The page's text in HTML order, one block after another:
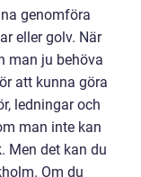
genomföra
eller golv. När
man ju behöva
att kunna göra
ledningar och
man inte kan
Men det kan du
Om du